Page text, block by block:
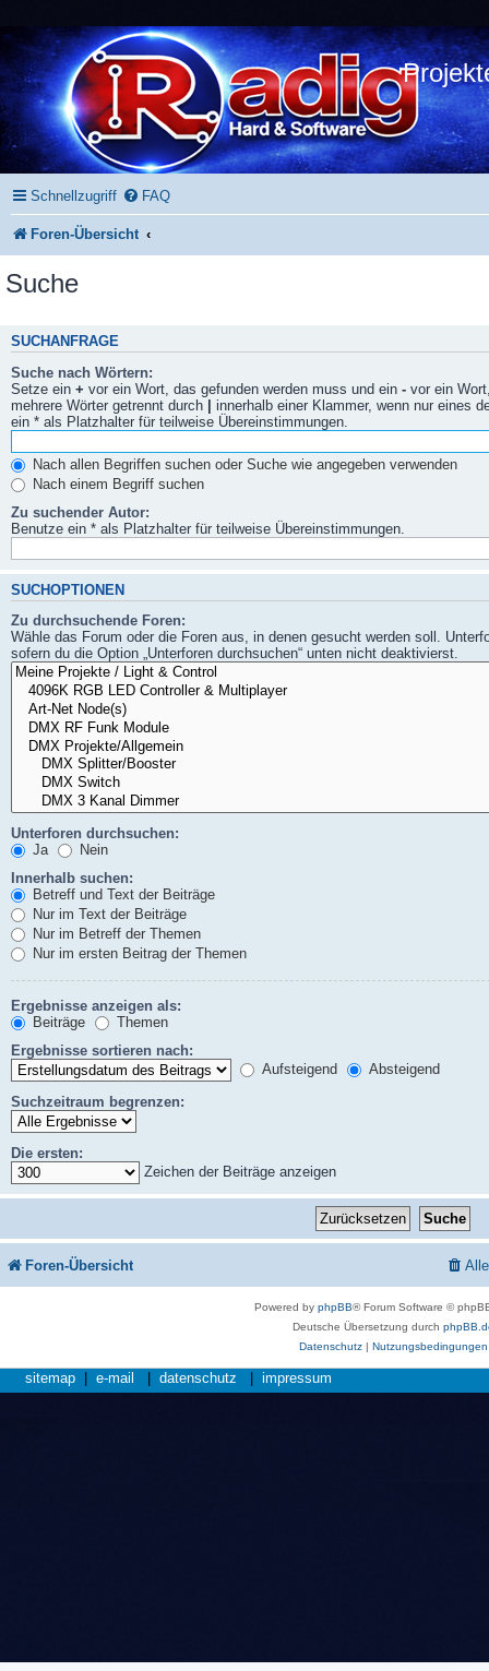
Schnellzugriff FAQ
Foren-Übersicht
Suche
SUCHANFRAGE
Suche nach Wörtern:
Setze ein + vor ein Wort, das gefunden werden muss und ein - vor ein
mehrere Wörter getrennt durch | innerhalb einer Klammer, wenn nur eines
ein * als Platzhalter für teilweise Übereinstimmungen.
Nach allen Begriffen suchen oder Suche wie angegeben verwenden
Nach einem Begriff suchen
Zu suchender Autor:
Benutze ein * als Platzhalter für teilweise Übereinstimmungen.
SUCHOPTIONEN
Zu durchsuchende Foren:
Wähle das Forum oder die Foren aus, in denen gesucht werden soll.
sofern du die Option „Unterforen durchsuchen“ unten nicht deaktivierst.
Unterforen durchsuchen:
Ja
Nein
Innerhalb suchen:
Betreff und Text der Beiträge
Nur im Text der Beiträge
Nur im Betreff der Themen
Nur im ersten Beitrag der Themen
Ergebnisse anzeigen als:
Beiträge
Themen
Ergebnisse sortieren nach:
Aufsteigend
Absteigend
Suchzeitraum begrenzen:
Die ersten:
Zeichen der Beiträge anzeigen
Foren-Übersicht
Powered byphpBB® Forum Software ©
Deutsche Übersetzung durch
Datenschutz| Nutzungsbedingungen
sitemap e-mail datenschutz impressum